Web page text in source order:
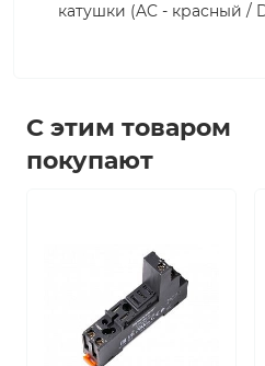
катушки (AC - красный /
С этим товаром
покупают